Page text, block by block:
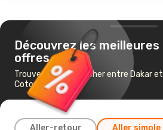
Découvrez les meilleures
offres
Trouvez un vol pas cher entre Dakar et
Cotonou
Aller-retour Aller simple